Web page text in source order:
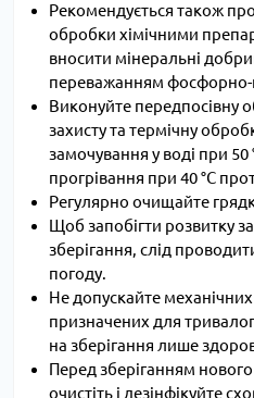
Рекомендується також
обробки хімічними
вносити мінеральні
переважанням фосфорно-
Виконуйте передпосівну
захисту та термічну
замочування у воді при 50
прогрівання при 40 °C
Регулярно очищайте
Щоб запобігти розвитку
зберігання, слід
погоду.
Не допускайте
призначених для
на зберігання лише
Перед зберіганням
очистіть і дезінфікуйте